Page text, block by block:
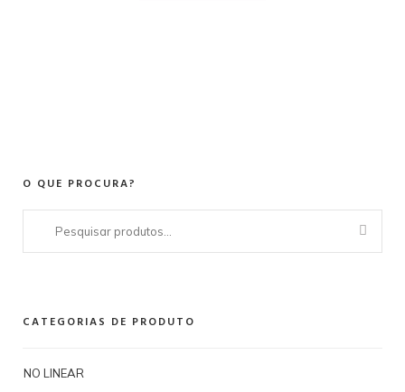
O QUE PROCURA?
CATEGORIAS DE PRODUTO
NO LINEAR